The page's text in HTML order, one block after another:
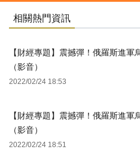
相關熱門資訊
【財經專題】震撼彈！俄羅斯進軍
（影音）
2022/02/24 18:53
【財經專題】震撼彈！俄羅斯進軍
（影音）
2022/02/24 18:51